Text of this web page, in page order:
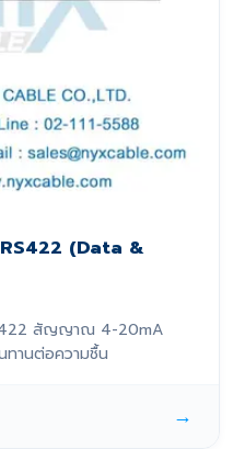
(Data &
สัญญาณ 4-20mA
านต่อความชื้น
→